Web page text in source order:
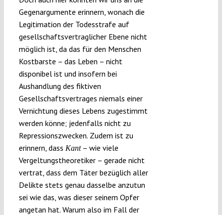
Gegenargumente erinnern, wonach die
Legitimation der Todesstrafe auf
gesellschaftsvertraglicher Ebene nicht
möglich ist, da das für den Menschen
Kostbarste – das Leben – nicht
disponibel ist und insofern bei
Aushandlung des fiktiven
Gesellschaftsvertrages niemals einer
Vernichtung dieses Lebens zugestimmt
werden könne; jedenfalls nicht zu
Repressionszwecken. Zudem ist zu
erinnern, dass Kant– wie viele
Vergeltungstheoretiker – gerade nicht
vertrat, dass dem Täter bezüglich aller
Delikte stets genau dasselbe anzutun
sei wie das, was dieser seinem Opfer
angetan hat. Warum also im Fall der